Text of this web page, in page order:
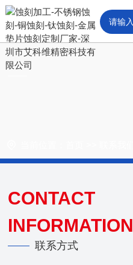
CONTACT
INFORMATION
联系方式